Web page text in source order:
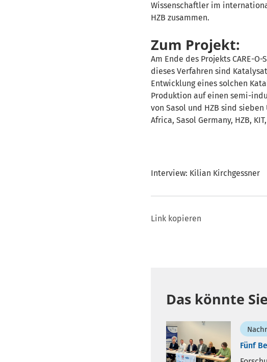
Wissenschaftler im
HZB zusammen.
Zum Projekt:
Am Ende des Projekts CARE-
dieses Verfahren sind
Entwicklung eines solchen
Produktion auf einen semi-
von Sasolund HZB sind sieben
Africa, SasolGermany, HZB,
Interview: Kilian Kirchgessner
Link kopieren
Das könnte
Fünf